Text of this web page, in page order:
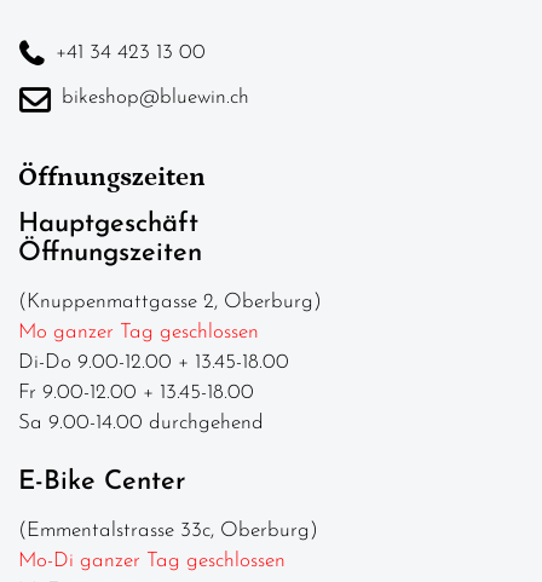
+41 34 423 13 00
bikeshop@bluewin.ch
Öffnungszeiten
Hauptgeschäft
Öffnungszeiten
(Knuppenmattgasse 2, Oberburg)
Mo ganzer Tag geschlossen
Di-Do 9.00-12.00 + 13.45-18.00
Fr 9.00-12.00 + 13.45-18.00
Sa 9.00-14.00 durchgehend
E-Bike Center
(Emmentalstrasse 33c, Oberburg)
Mo-Di ganzer Tag geschlossen